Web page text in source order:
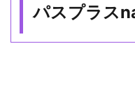
パスプラス